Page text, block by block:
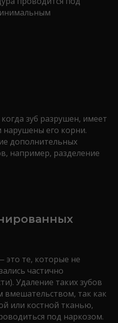
зуб разрушен, имеет
его корни.
дополнительных
например, разделение
это те, которые не
частично
Удаление таких зубов
вмешательством, так как
или костной тканью,
под наркозом.